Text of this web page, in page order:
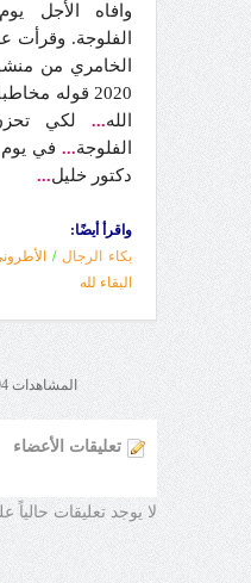
وافاه الأجل
الفلوجة.
2020 قوله
الله... لكي
الفلوجة... في يوم
دكتور خليل...
واقرأ أيضًا:
بكاء الرجال /
البقاء لله
المشاهدات 14394 معدل الترشيح 0
تعليقات الأعضاء
لا يوجد تعليقات حالياً